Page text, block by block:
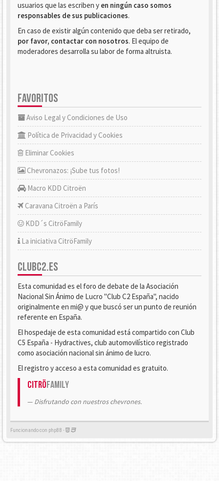
usuarios que las escriben y en ningún caso somos
responsables de sus publicaciones.
En caso de existir algún contenido que deba ser retirado,
por favor, contactar con nosotros. El equipo de
moderadores desarrolla su labor de forma altruista.
FAVORITOS
Aviso Legal y Condiciones de Uso
Política de Privacidad y Cookies
Eliminar Cookies
Chevronazos: ¡Sube tus fotos!
Macro KDD Citroën
Caravana Citroën a París
KDD´s CitröFamily
La iniciativa CitröFamily
CLUBC2.ES
Esta comunidad es el foro de debate de la Asociación
Nacional Sin Ánimo de Lucro "Club C2 España", nacido
originalmente en mi@ y que buscó ser un punto de reunión
referente en España.
El hospedaje de esta comunidad está compartido con Club
C5 España - Hydractives, club automovilístico registrado
como asociación nacional sin ánimo de lucro.
El registro y acceso a esta comunidad es gratuito.
CitröFamily
Disfrutando con nuestros chevrones.
Funcionando con phpBB -